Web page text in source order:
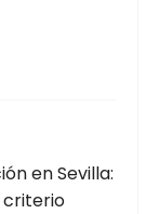
en Sevilla:
criterio